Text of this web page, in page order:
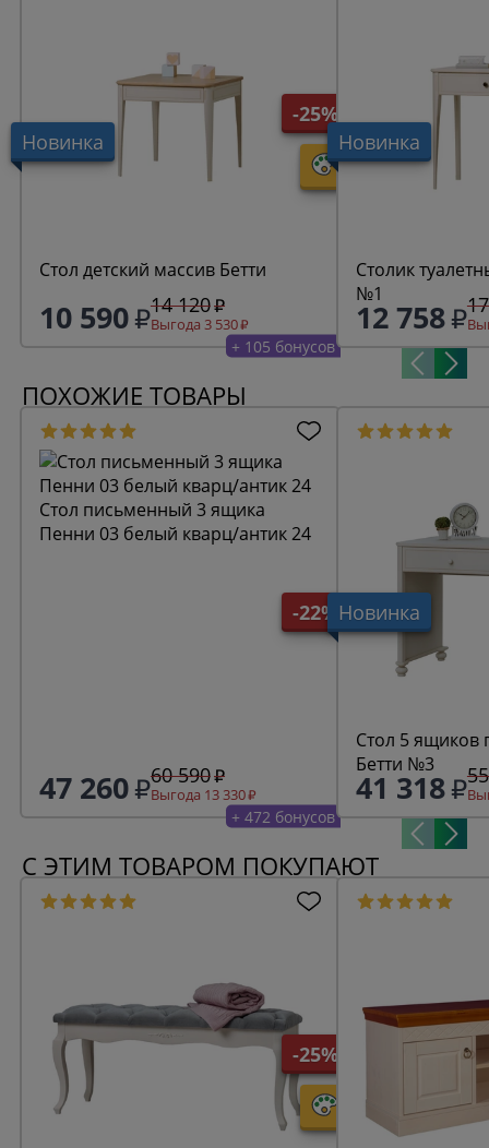
Новинка
-25%
Стол детский массив Бетти
10 590 14 120
Выгода 3 530
+ 105 бонусов
Новинка
Столик
№1
12 758
ПОХОЖИЕ ТОВАРЫ
-22%
Стол письменный 3 ящика
Пенни 03 белый кварц/антик 24
47 260 60 590
Выгода 13 330
+ 472 бонусов
Новинка
Стол 5
Бетти №3
41 318
С ЭТИМ ТОВАРОМ ПОКУПАЮТ
-25%